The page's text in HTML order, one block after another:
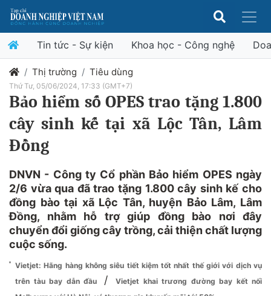
Tin tức - Sự kiện Khoa học - Công nghệ
Thị trường Tiêu dùng
Thứ Tư, 05/06/2024, 17:33 (GMT+7)
Bảo hiểm số OPES trao tặng 1.800
cây sinh kế tại xã Lộc Tân, Lâm
Đồng
DNVN - Công ty Cổ phần Bảo hiểm OPES ngày
2/6 vừa qua đã trao tặng 1.800 cây sinh kế cho
đồng bào tại xã Lộc Tân, huyện Bảo Lâm, Lâm
Đồng, nhằm hỗ trợ giúp đồng bào nơi đây
chuyển đổi giống cây trồng, cải thiện chất lượng
cuộc sống.
Vietjet: Hãng hàng không siêu tiết kiệm tốt nhất thế giới với dịch vụ
trên tàu bay dẫn đầu
/
Vietjet khai trương đường bay kết nối